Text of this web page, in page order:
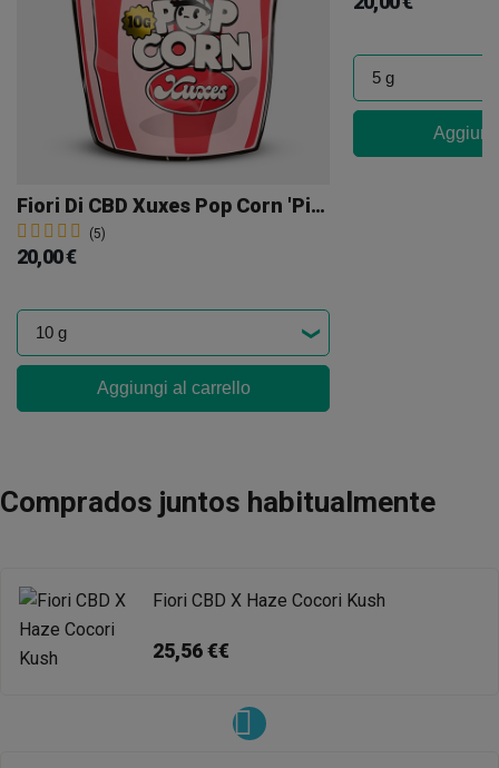
Fiori Di CBD Xuxes Pop Corn 'Pink Kush'
(5)
20,00 €
Aggiungi al carrello
Comprados juntos habitualmente
Fiori CBD X Haze Cocori Kush
25,56 €€